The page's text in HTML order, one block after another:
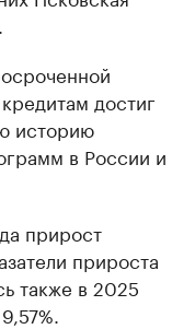
достиг
историю
в России и
прирост
прироста
также в 2025